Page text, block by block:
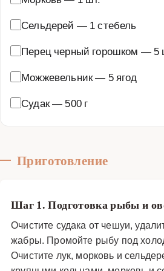
Сельдерей — 1 стебель
Перец черный горошком — 5
Можжевельник— 5 ягод
Судак— 500 г
Приготовление
Шаг 1. Подготовка рыбы и
Очистите судака от чешуи,
жабры. Промойте рыбу под
Очистите лук, морковь и